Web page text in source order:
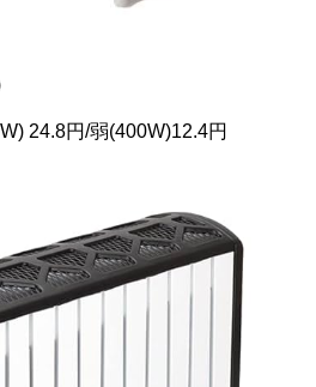
24.8円/弱(400W)12.4円